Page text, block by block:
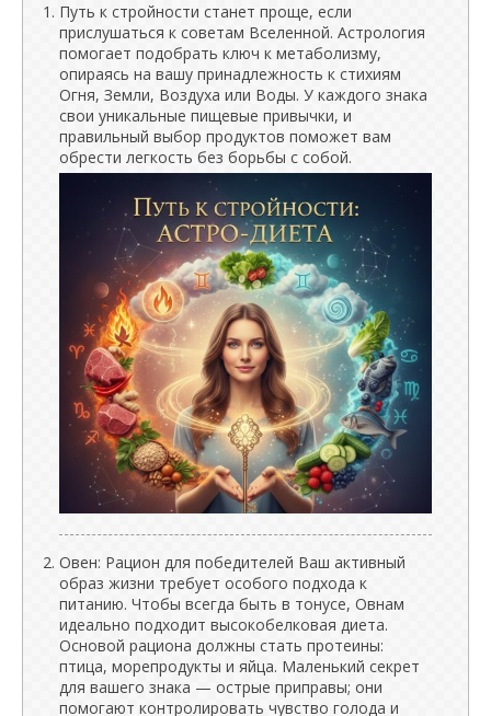
Путь к стройности станет проще, если
прислушаться к советам Вселенной. Астрология
помогает подобрать ключ к метаболизму,
опираясь на вашу принадлежность к стихиям
Огня, Земли, Воздуха или Воды. У каждого знака
свои уникальные пищевые привычки, и
правильный выбор продуктов поможет вам
обрести легкость без борьбы с собой.
Овен: Рацион для победителей Ваш активный
образ жизни требует особого подхода к
питанию. Чтобы всегда быть в тонусе, Овнам
идеально подходит высокобелковая диета.
Основой рациона должны стать протеины:
птица, морепродукты и яйца. Маленький секрет
для вашего знака — острые приправы; они
помогают контролировать чувство голода и